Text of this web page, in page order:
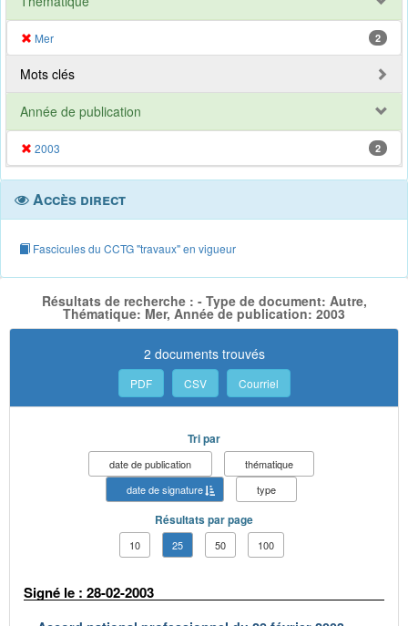
Mer 2
Mots clés
Année de publication
2003 2
Accès direct
Fascicules du CCTG "travaux" en vigueur
Résultats de recherche : - Type de document: Autre,
Thématique: Mer, Année de publication: 2003
2 documents trouvés
PDF CSV Courriel
Tri par
date de publication
thématique
date de signature
type
Résultats par page
10 25 50 100
Signé le : 28-02-2003